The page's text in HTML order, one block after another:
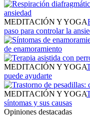
MEDITACIÓN Y YOGA
paso para controlar la
de enamoramiento
MEDITACIÓN Y YOGA
puede ayudarte
MEDITACIÓN Y YOGA
síntomas y sus causas
Opiniones destacadas